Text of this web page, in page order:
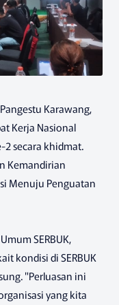
Karawang,
Kerja Nasional
2 secara khidmat.
Kemandirian
Menuju Penguatan
SERBUK,
kondisi di SERBUK
"Perluasan ini
yang kita